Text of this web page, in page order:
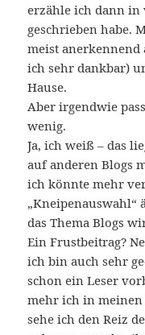
erzähle ich dann in
geschrieben habe.
meist
ich sehr dankbar)
Hause.
Aber irgendwie
wenig.
Ja, ich weiß – das
auf anderen Blogs
ich könnte mehr
„Kneipenauswahl“
das Thema Blogs
Ein Frustbeitrag?
ich bin auch sehr
schon ein Leser
mehr ich in meinen
sehe ich den Reiz